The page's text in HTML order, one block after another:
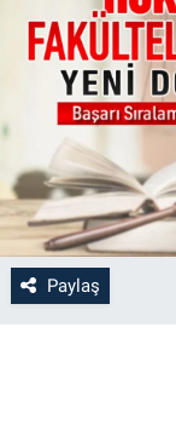
Paylaş